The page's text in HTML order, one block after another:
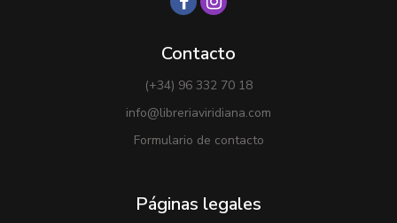
Contacto
(+34) 96 332 70 18
info@libreriaviridiana.com
Formulario de contacto
Páginas legales